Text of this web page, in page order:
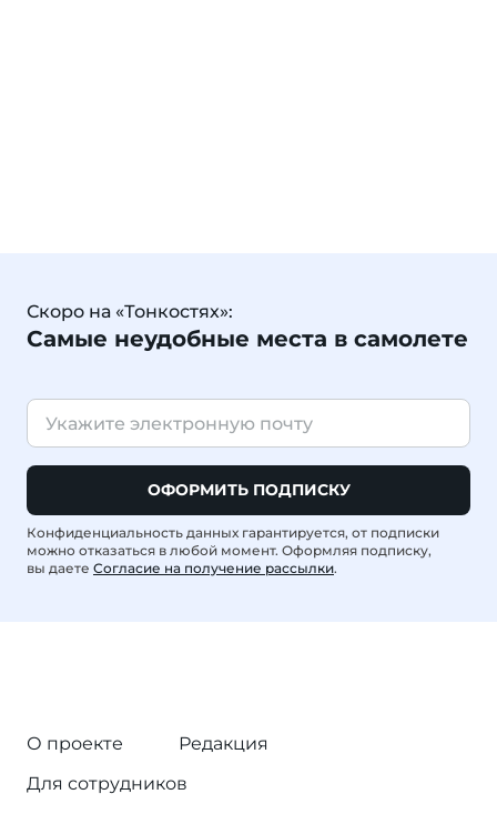
Скоро на «Тонкостях»:
Самые неудобные места в самолете
ОФОРМИТЬ ПОДПИСКУ
Конфиденциальность данных гарантируется, от подписки
можно отказаться в любой момент. Оформляя подписку,
вы даете Согласие на получение рассылки.
О проекте
Редакция
Для сотрудников